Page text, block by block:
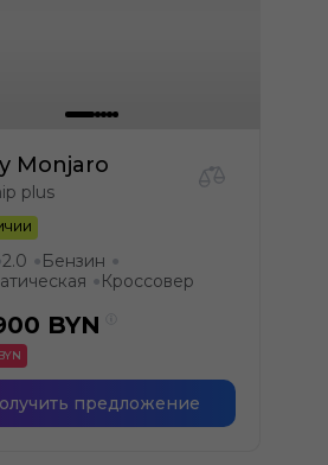
Monjaro
plus
2.0 ● Бензин ●
● Кроссовер
BYN
предложение